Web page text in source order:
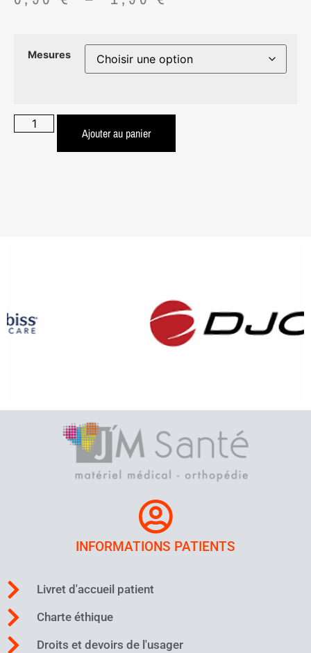
Mesures
Ajouter au panier
INFORMATIONS PATIENTS
Livret d'accueil patient
Charte éthique
Droits et devoirs de l'usager